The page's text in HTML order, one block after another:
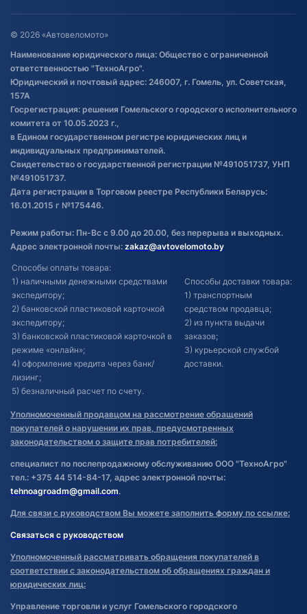
Оставить отзыв
Договор публичной оферты
Обработка файлов cookie
Постановка транспорта на учет
Обновления в ЭПТС 2024
© 2026 «Автовеломото»
Наименование юридического лица: Общество с ограниченной
ответственностью "ТехноАгро".
Юридический и почтовый адрес: 246007, г. Гомель, ул. Советская,
157А
Госрегистрация: решения Гомельского городского исполнительного
комитета от 10.05.2023 г.,
в Едином государственном регистре юридических лиц и
индивидуальных предпринимателей.
Свидетельство о государственной регистрации №491051737, УНП
№491051737.
Дата регистрации в Торговом реестре Республики Беларусь:
16.01.2015 г №175446.
Режим работы: Пн-Вс с 9.00 до 20.00, без перерыва и выходных.
Адрес электронной почты: zakaz@avtovelomoto.by
Способы оплаты товара:
1) наличными денежными средствами
экспедитору;
2) банковской пластиковой карточкой
экспедитору;
3) банковской пластиковой карточкой в
режиме «онлайн»;
4) оформление кредита через банк/
лизинг;
5) безналичный расчет по счету.
Способы доставки товара:
1) транспортным
средством продавца;
2) из пункта выдачи
заказов;
3) курьерской службой
доставки.
Уполномоченный продавцом на рассмотрение обращений
покупателей о нарушении их прав, предусмотренных
законодательством о защите прав потребителей:
специалист по послепродажному обслуживанию ООО "ТехноАгро"
тел.: +375 44 514-84-17, адрес электронной почты:
tehnoagroadm@gmail.com.
Для связи с руководством Вы можете заполнить форму по ссылке:
Связаться с руководством
Уполномоченный рассматривать обращения покупателей в
соответствии с законодательством об обращениях граждан и
юридических лиц:
Управление торговли и услуг Гомельского городского